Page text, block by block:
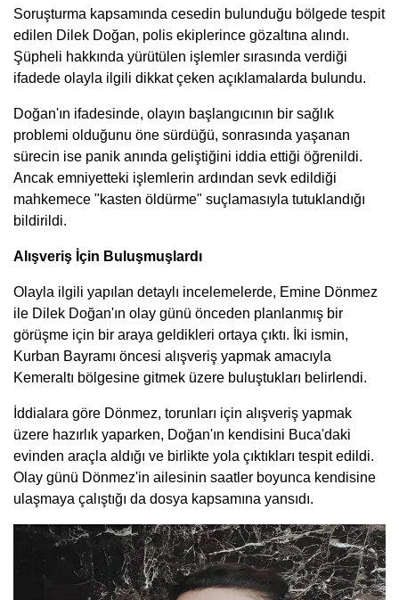
Soruşturma kapsamında cesedin bulunduğu bölgede tespit
edilen Dilek Doğan, polis ekiplerince gözaltına alındı.
Şüpheli hakkında yürütülen işlemler sırasında verdiği
ifadede olayla ilgili dikkat çeken açıklamalarda bulundu.
Doğan'ın ifadesinde, olayın başlangıcının bir sağlık
problemi olduğunu öne sürdüğü, sonrasında yaşanan
sürecin ise panik anında geliştiğini iddia ettiği öğrenildi.
Ancak emniyetteki işlemlerin ardından sevk edildiği
mahkemece "kasten öldürme" suçlamasıyla tutuklandığı
bildirildi.
Alışveriş İçin Buluşmuşlardı
Olayla ilgili yapılan detaylı incelemelerde, Emine Dönmez
ile Dilek Doğan'ın olay günü önceden planlanmış bir
görüşme için bir araya geldikleri ortaya çıktı. İki ismin,
Kurban Bayramı öncesi alışveriş yapmak amacıyla
Kemeraltı bölgesine gitmek üzere buluştukları belirlendi.
İddialara göre Dönmez, torunları için alışveriş yapmak
üzere hazırlık yaparken, Doğan'ın kendisini Buca'daki
evinden araçla aldığı ve birlikte yola çıktıkları tespit edildi.
Olay günü Dönmez'in ailesinin saatler boyunca kendisine
ulaşmaya çalıştığı da dosya kapsamına yansıdı.